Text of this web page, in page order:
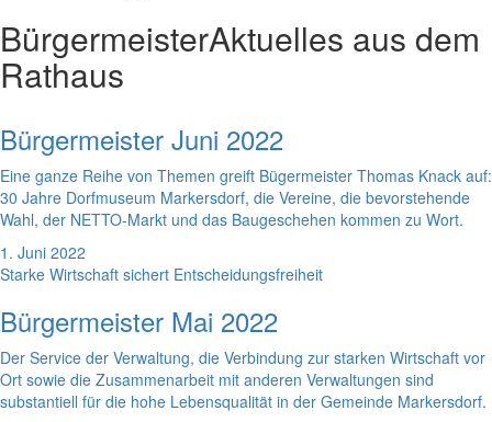
BürgermeisterAktuelles aus dem
Rathaus
Bürgermeister Juni 2022
Eine ganze Reihe von Themen greift Bügermeister Thomas Knack auf:
30 Jahre Dorfmuseum Markersdorf, die Vereine, die bevorstehende
Wahl, der NETTO-Markt und das Baugeschehen kommen zu Wort.
1. Juni 2022
Starke Wirtschaft sichert Entscheidungsfreiheit
Bürgermeister Mai 2022
Der Service der Verwaltung, die Verbindung zur starken Wirtschaft vor
Ort sowie die Zusammenarbeit mit anderen Verwaltungen sind
substantiell für die hohe Lebensqualität in der Gemeinde Markersdorf.